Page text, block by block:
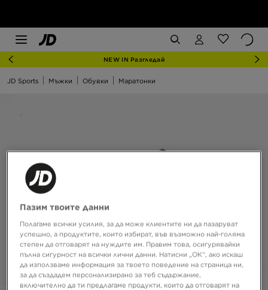
NEW IN Разгледай
JD Sports Мъжки Обувки Маратонки
Пазим твоите данни
Полагаме всички усилия, за да може клиентите ни да пазаруват
успешно, а продуктите, които избират, във възможно най-голяма
степен да отговарят на нуждите им. Правим това, осигурявайки
пълна сигурност на всички лични данни. Натисни „ОК“, ако искаш
да използваме информация за твоето поведение на страница ни,
за да създадем персонализирано за теб съдържание,
включително да ти предлагаме продукти, които да отговарят на